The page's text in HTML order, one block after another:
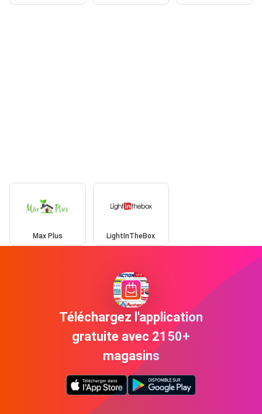
Max Plus LightInTheBox
Téléchargez l'application
gratuite avec 2150+
magasins